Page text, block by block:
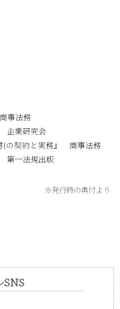
事法務
企業研究会
の契約と実務』 商事法務
第一法規出版
※発行時の奥付より
SNS